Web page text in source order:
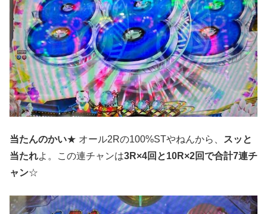
当たんのかい★ オール2Rの100%STやねんから、
スッと
当たれよ。この連チャンは3R×4回と10R×2回で合計7連チ
ャン☆